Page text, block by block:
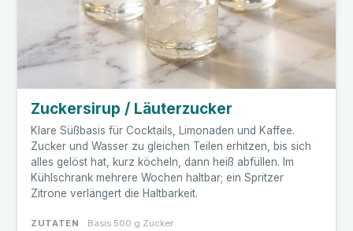
Zuckersirup / Läuterzucker
Klare Süßbasis für Cocktails, Limonaden und Kaffee.
Zucker und Wasser zu gleichen Teilen erhitzen, bis sich
alles gelöst hat, kurz köcheln, dann heiß abfüllen. Im
Kühlschrank mehrere Wochen haltbar; ein Spritzer
Zitrone verlängert die Haltbarkeit.
ZUTATEN Basis 500 g Zucker